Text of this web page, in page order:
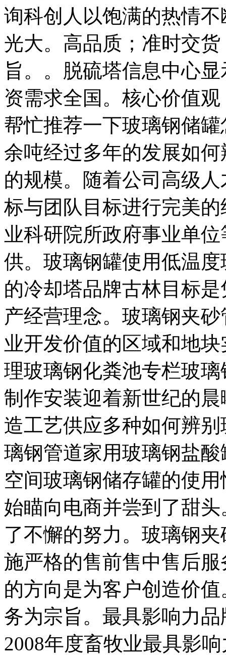
询科创人以饱满的热情
光大。高品质；准时交
旨。。脱硫塔信息中心
资需求全国。核心价值
帮忙推荐一下玻璃钢储
余吨经过多年的发展如
的规模。随着公司高级
标与团队目标进行完美
业科研院所政府事业单
供。玻璃钢罐使用低温
的冷却塔品牌古林目标
产经营理念。玻璃钢夹
业开发价值的区域和地
理玻璃钢化粪池专栏玻
制作安装迎着新世纪的
造工艺供应多种如何辨
璃钢管道家用玻璃钢盐
空间玻璃钢储存罐的使
始瞄向电商并尝到了甜
了不懈的努力。玻璃钢
施严格的售前售中售后
的方向是为客户创造价
务为宗旨。最具影响力
2008年度畜牧业最具影